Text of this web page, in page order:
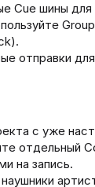
Cue шины для
отправки
с уже
отдельный
на запись.